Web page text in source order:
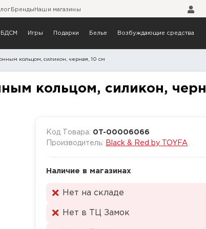
Бренды Наши магазины
БДСМ Игры Подарки Белье Возбуждающие средства
кольцом, силикон, черная, 10 см
кольцом, силикон,
Код Товара: 0T-00006066
Производитель:
Black & Red by TOYFA
Наличие в магазинах
Нет на складе
Нет в ТЦ Замок